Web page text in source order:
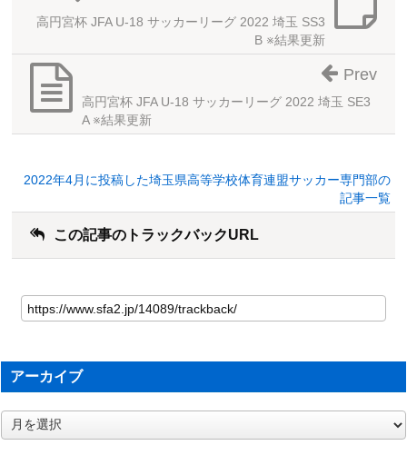
高円宮杯 JFA U-18 サッカーリーグ 2022 埼玉 SS3
B ※結果更新
高円宮杯 JFA U-18 サッカーリーグ 2022 埼玉 SE3
A ※結果更新
Prev
2022年4月に投稿した埼玉県高等学校体育連盟サッカー専門部の
記事一覧
この記事のトラックバックURL
アーカイブ
ア
ー